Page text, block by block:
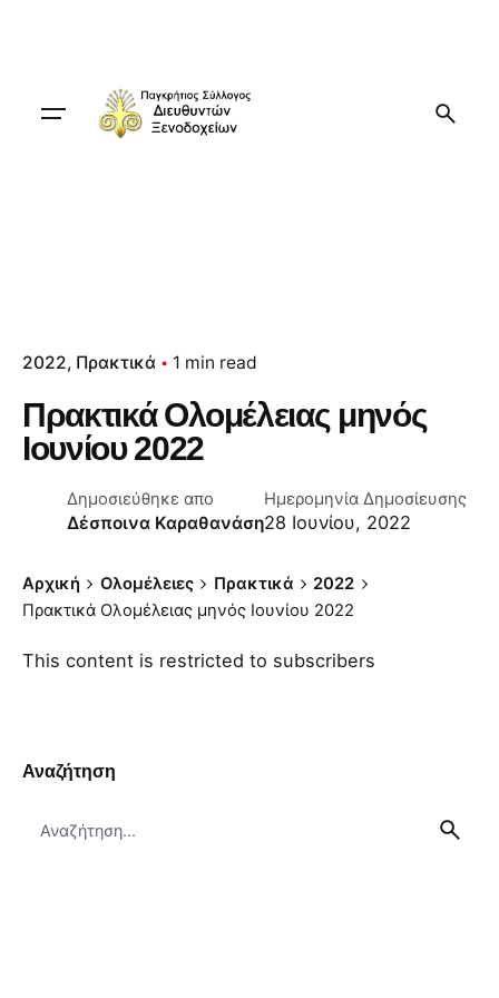
2022 Πρακτικά 1 min read
Πρακτικά Ολομέλειας μηνός
Ιουνίου 2022
Δημοσιεύθηκε απο
Δέσποινα Καραθανάση
Ημερομηνία Δημοσίευσης
28 Ιουνίου, 2022
Αρχική Ολομέλειες Πρακτικά
2022
Πρακτικά Ολομέλειας μηνός Ιουνίου 2022
This content is restricted to subscribers
Αναζήτηση
for